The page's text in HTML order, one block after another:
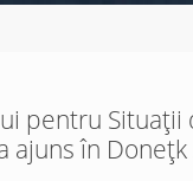
pentru
în